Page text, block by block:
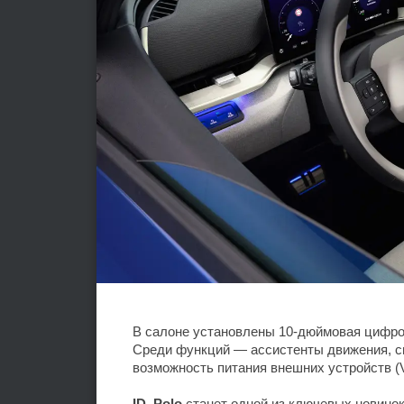
В салоне установлены 10-дюймовая
Среди функций — ассистенты движения,
возможность питания внешних устройств